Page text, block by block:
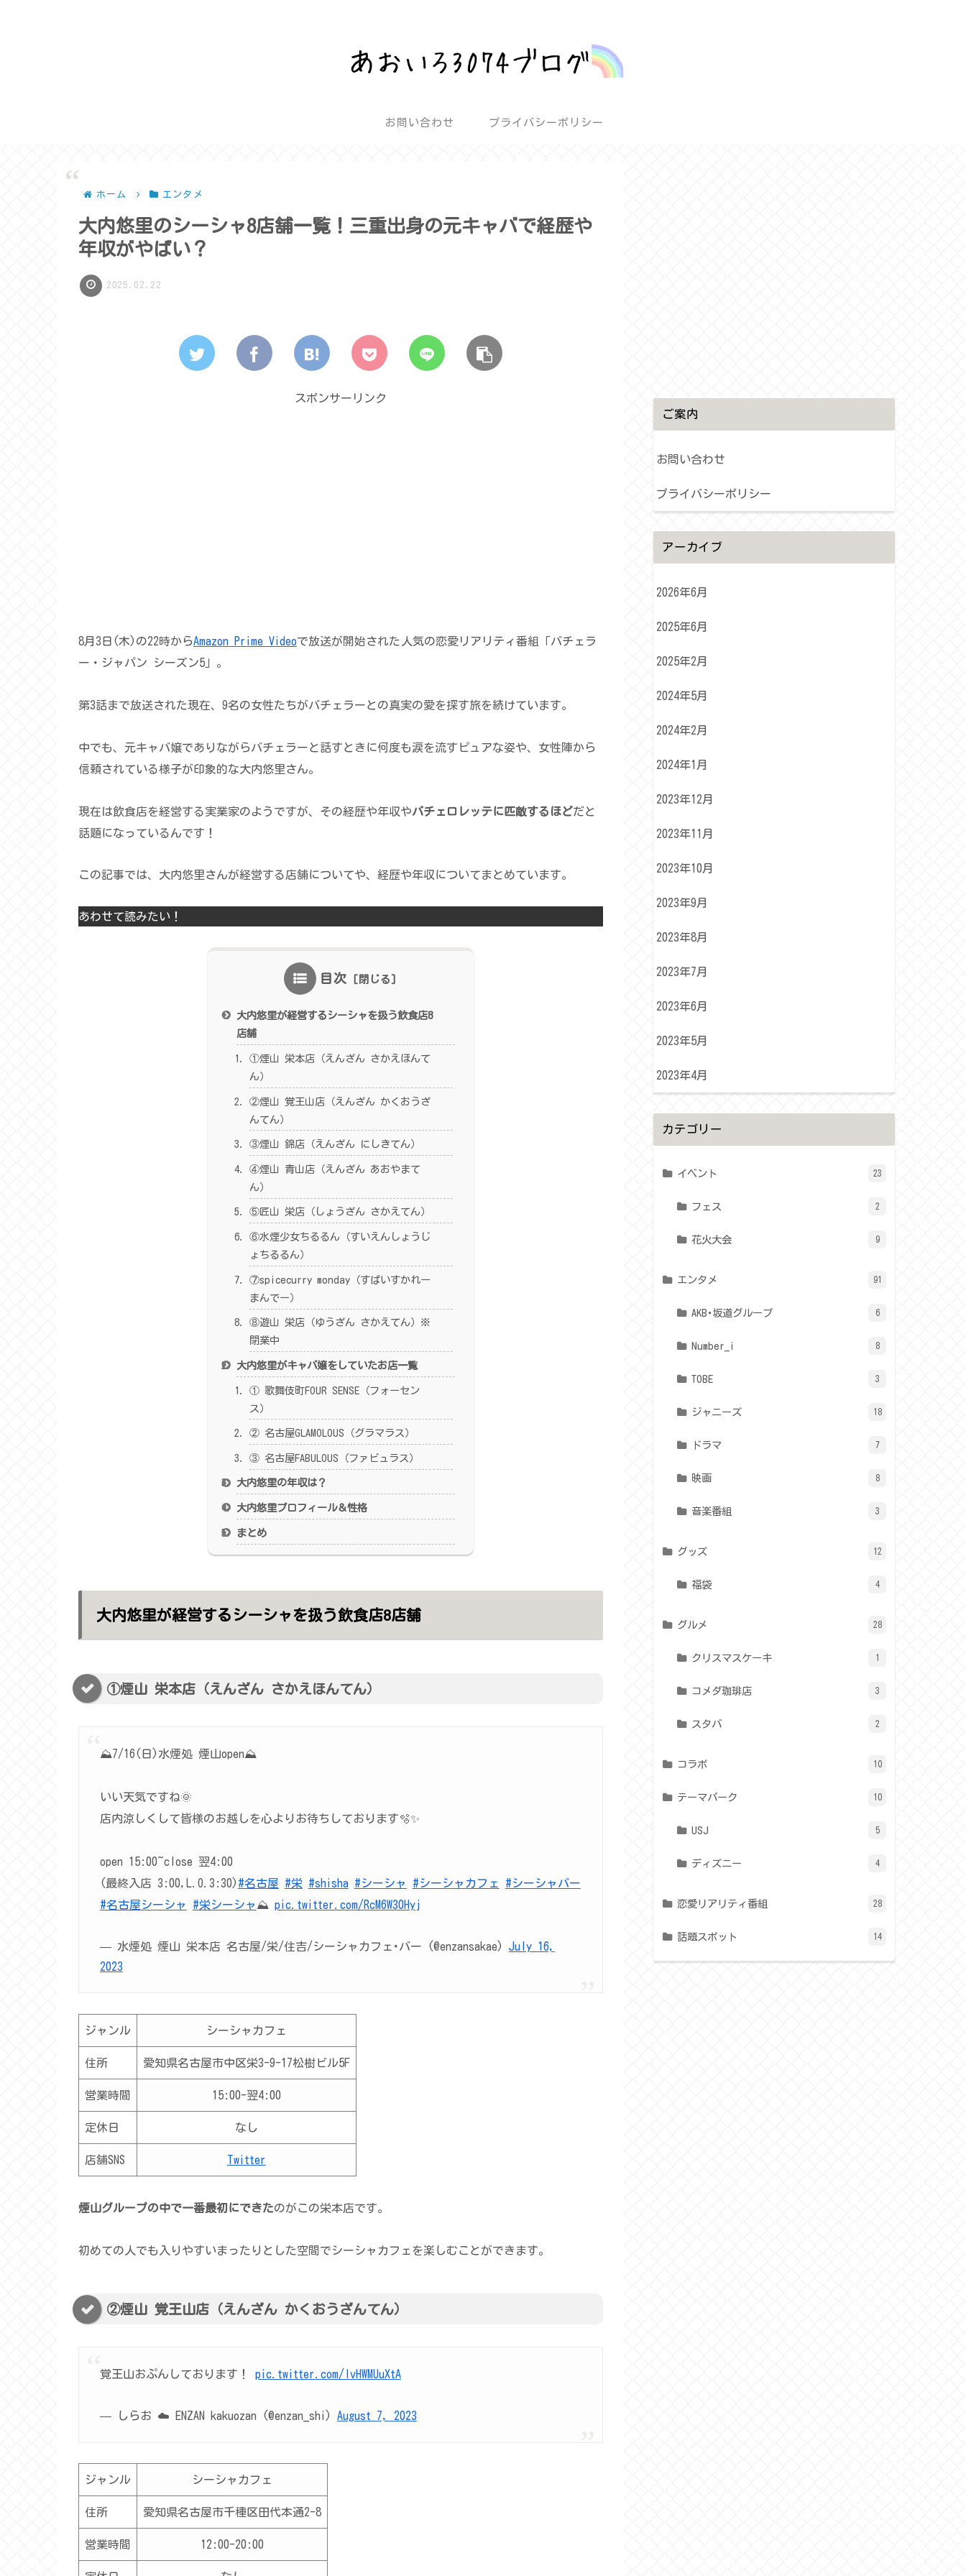
お問い合わせ プライバシーポリシー
ホーム エンタメ
大内悠里のシーシャ8店舗一覧！三重出身の元キャバで経歴や
年収がやばい？
2025.02.22
スポンサーリンク
8月3日(木)の22時からAmazon Prime Videoで放送が開始された 人気の恋愛リアリティ番組「バチェラ
ー・ジャパン シーズン5」。
第3話まで放送された現在、9名の女性たちがバチェラーとの真実の愛を探す旅を続けています。
中でも、元キャバ嬢でありながらバチェラーと話すときに何度も涙を流すピュアな姿や、女性陣から
信頼されている様子が印象的な大内悠里さん。
現在は飲食店を経営する実業家のようですが、その経歴や年収やバチェロレッテに匹敵するほどだと
話題になっているんです！
この記事では、大内悠里さんが経営する店舗についてや、経歴や年収についてまとめています。
あわせて読みたい！
目次
大内悠里が経営するシーシャを扱う飲食店8
店舗
①煙山 栄本店（えんざん さかえほんて
ん）
②煙山 覚王山店（えんざん かくおうざ
んてん）
③煙山 錦店（えんざん にしきてん）
④煙山 青山店（えんざん あおやまて
ん）
⑤匠山 栄店（しょうざん さかえてん）
⑥水煙少女ちるるん（すいえんしょうじ
ょちるるん）
⑦spicecurry monday（すぱいすかれー
まんでー）
⑧遊山 栄店（ゆうざん さかえてん）※
閉業中
大内悠里がキャバ嬢をしていたお店一覧
① 歌舞伎町FOUR SENSE（フォーセン
ス）
② 名古屋GLAMOLOUS（グラマラス）
③ 名古屋FABULOUS（ファビュラス）
大内悠里の年収は？
大内悠里プロフィール＆性格
まとめ
大内悠里が経営するシーシャを扱う飲食店8店舗
①煙山 栄本店（えんざん さかえほんてん）
⛰7/16(日)水煙処 煙山open⛰
いい天気ですね🌞
店内涼しくして皆様のお越しを心よりお待ちしております🫧✨
open 15:00~close 翌4:00
(最終入店 3:00,L.O.3:30) #名古屋 #栄 #shisha #シーシャ #シーシャカフェ
#シーシャバー
#名古屋シーシャ
#栄シーシャ ⛰ pic.twitter.com/RcM6W30Hyj
— 水煙処 煙山 栄本店 名古屋/栄/住吉/シーシャカフェ･バー (@enzansakae) July 16,
2023
ジャンル シーシャカフェ
住所 愛知県名古屋市中区栄3-9-17松樹ビル5F
営業時間 15:00-翌4:00
定休日 なし
店舗SNS Twitter
煙山グループの中で一番最初にできたのがこの栄本店です。
初めての人でも入りやすいまったりとした空間でシーシャカフェを楽しむことができます。
②煙山 覚王山店（えんざん かくおうざんてん）
覚王山おぷんしております！ pic.twitter.com/lvHWMUuXtA
— しらお ☁️ ENZAN kakuozan (@enzan_shi) August 7, 2023
ジャンル シーシャカフェ
住所 愛知県名古屋市千種区田代本通2-8
営業時間 12:00-20:00
ご案内
お問い合わせ
プライバシーポリシー
アーカイブ
2026年6月
2025年6月
2025年2月
2024年5月
2024年2月
2024年1月
2023年12月
2023年11月
2023年10月
2023年9月
2023年8月
2023年7月
2023年6月
2023年5月
2023年4月
カテゴリー
イベント 23
フェス 2
花火大会 9
エンタメ 91
AKB･坂道グループ 6
Number_i 8
TOBE 3
ジャニーズ 18
ドラマ 7
映画 8
音楽番組 3
グッズ 12
福袋 4
グルメ 28
クリスマスケーキ 1
コメダ珈琲店 3
スタバ 2
コラボ 10
テーマパーク 10
USJ 5
ディズニー 4
恋愛リアリティ番組 28
話題スポット 14